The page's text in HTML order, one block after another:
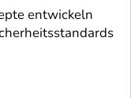
entwickeln